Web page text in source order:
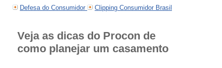
Defesa do Consumidor Clipping Consumidor Brasil
Veja as dicas do Procon de
como planejar um casamento